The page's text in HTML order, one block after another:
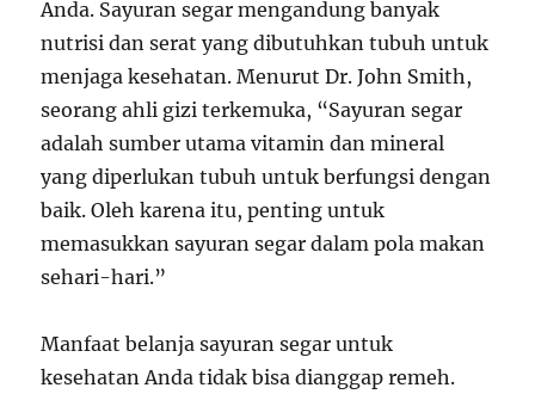
Anda. Sayuran segar mengandung banyak
nutrisi dan serat yang dibutuhkan tubuh untuk
menjaga kesehatan. Menurut Dr. John Smith,
seorang ahli gizi terkemuka, “Sayuran segar
adalah sumber utama vitamin dan mineral
yang diperlukan tubuh untuk berfungsi dengan
baik. Oleh karena itu, penting untuk
memasukkan sayuran segar dalam pola makan
sehari-hari.”
Manfaat belanja sayuran segar untuk
kesehatan Anda tidak bisa dianggap remeh.